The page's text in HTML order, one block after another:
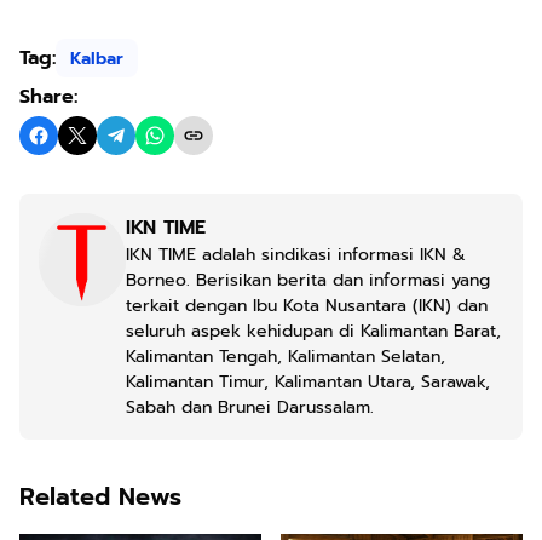
Tag: Kalbar
Share:
IKN TIME
IKN TIME adalah sindikasi informasi IKN &
Borneo. Berisikan berita dan informasi yang
terkait dengan Ibu Kota Nusantara (IKN) dan
seluruh aspek kehidupan di Kalimantan Barat,
Kalimantan Tengah, Kalimantan Selatan,
Kalimantan Timur, Kalimantan Utara, Sarawak,
Sabah dan Brunei Darussalam.
Related News